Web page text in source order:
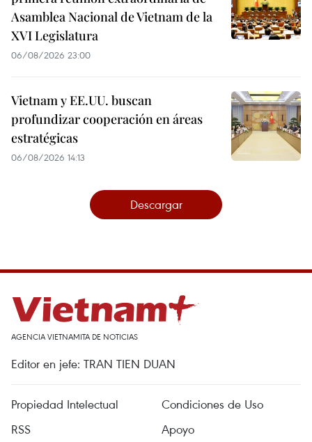
Asamblea Nacional de Vietnam de la
XVI Legislatura
06/08/2026 23:00
Vietnam y EE.UU. buscan
profundizar cooperación en áreas
estratégicas
06/08/2026 14:13
Descargar
AGENCIA VIETNAMITA DE NOTICIAS
Editor en jefe: TRAN TIEN DUAN
Propiedad Intelectual
Condiciones de Uso
RSS
Apoyo